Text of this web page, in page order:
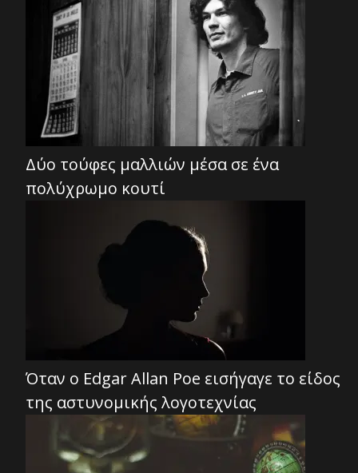
Δύο τούφες μαλλιών μέσα σε ένα
πολύχρωμο κουτί
Όταν ο Edgar Allan Poe εισήγαγε το είδος
της αστυνομικής λογοτεχνίας